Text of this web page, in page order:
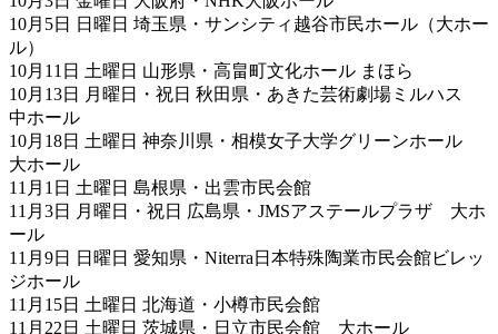
10月5日 日曜日 埼玉県・サンシティ越谷市民ホール（大ホー
ル）
10月11日 土曜日 山形県・高畠町文化ホール まほら
10月13日 月曜日・祝日 秋田県・あきた芸術劇場ミルハス
中ホール
10月18日 土曜日 神奈川県・相模女子大学グリーンホール
大ホール
11月1日 土曜日 島根県・出雲市民会館
11月3日 月曜日・祝日 広島県・JMSアステールプラザ 大ホ
ール
11月9日 日曜日 愛知県・Niterra日本特殊陶業市民会館ビレッ
ジホール
11月15日 土曜日 北海道・小樽市民会館
11月22日 土曜日 茨城県・日立市民会館 大ホール